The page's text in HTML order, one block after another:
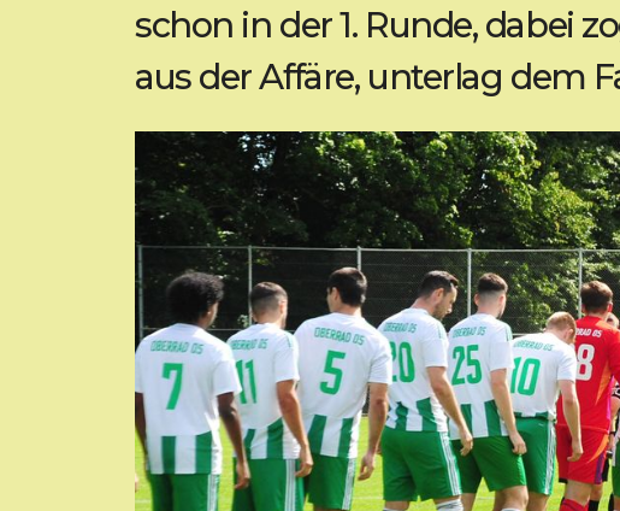
schon in der 1. Runde, dabei
aus der Affäre, unterlag dem